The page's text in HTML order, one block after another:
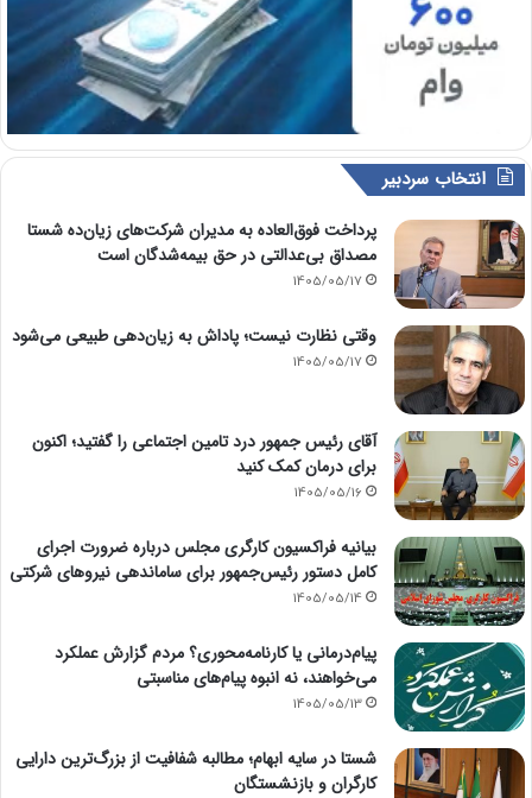
انتخاب سردبیر
پرداخت فوق‌العاده به مدیران شرکت‌های زیان‌ده شستا
مصداق بی‌عدالتی در حق بیمه‌شدگان است
1405/05/17
وقتی نظارت نیست؛ پاداش به زیان‌دهی طبیعی می‌شود
1405/05/17
آقای رئیس جمهور درد تامین اجتماعی را گفتید؛ اکنون
برای درمان کمک کنید
1405/05/16
بیانیه فراکسیون کارگری مجلس درباره ضرورت اجرای
کامل دستور رئیس‌جمهور برای ساماندهی نیروهای شرکتی
1405/05/14
پیام‌درمانی یا کارنامه‌محوری؟ مردم گزارش عملکرد
می‌خواهند، نه انبوه پیام‌های مناسبتی
1405/05/13
شستا در سایه ابهام؛ مطالبه شفافیت از بزرگ‌ترین دارایی
کارگران و بازنشستگان